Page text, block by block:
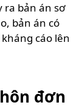
ra bản án sơ
bản án có
cáo lên
đơn